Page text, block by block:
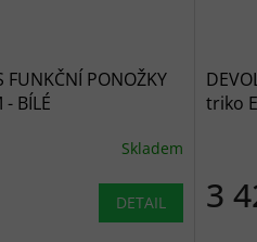
FUNKČNÍ PONOŽKY
- BÍLÉ
Skladem
DETAIL
triko
3